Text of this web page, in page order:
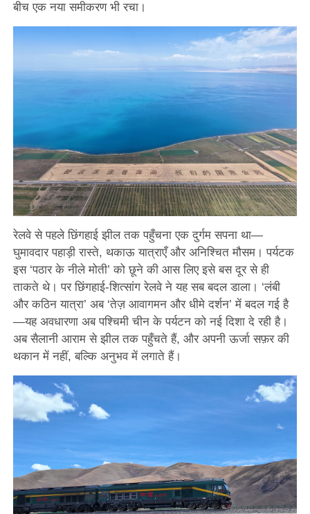
बीच एक नया समीकरण भी रचा।
रेलवे से पहले छिंगहाई झील तक पहुँचना एक दुर्गम सपना था—
घुमावदार पहाड़ी रास्ते, थकाऊ यात्राएँ और अनिश्चित मौसम। पर्यटक
इस ‘पठार के नीले मोती’ को छूने की आस लिए इसे बस दूर से ही
ताकते थे। पर छिंगहाई-शित्सांग रेलवे ने यह सब बदल डाला। ‘लंबी
और कठिन यात्रा’ अब ‘तेज़ आवागमन और धीमे दर्शन’ में बदल गई है
—यह अवधारणा अब पश्चिमी चीन के पर्यटन को नई दिशा दे रही है।
अब सैलानी आराम से झील तक पहुँचते हैं, और अपनी ऊर्जा सफ़र की
थकान में नहीं, बल्कि अनुभव में लगाते हैं।